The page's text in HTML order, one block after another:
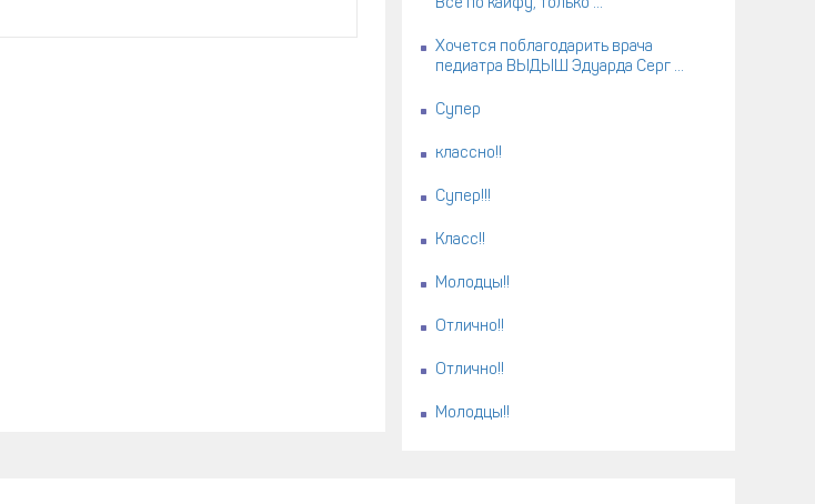
Всё по кайфу, только ...
Хочется поблагодарить врача
педиатра ВЫДЫШ Эдуарда Серг ...
Супер
классно!!
Супер!!!
Класс!!
Молодцы!!
Отлично!!
Отлично!!
Молодцы!!